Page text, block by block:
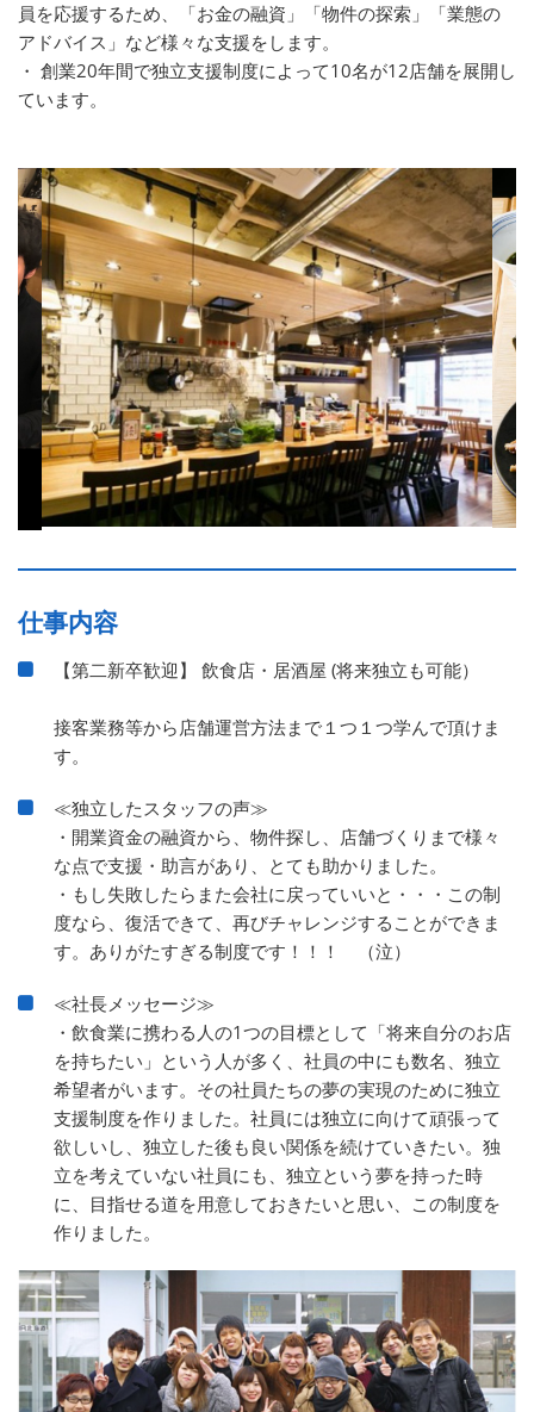
員を応援するため、「お金の融資」「物件の探索」「業態の
アドバイス」など様々な支援をします。
・ 創業20年間で独立支援制度によって10名が12店舗を展開し
ています。
仕事内容
【第二新卒歓迎】 飲食店・居酒屋 (将来独立も可能）
接客業務等から店舗運営方法まで１つ１つ学んで頂けま
す。
≪独立したスタッフの声≫
・開業資金の融資から、物件探し、店舗づくりまで様々
な点で支援・助言があり、とても助かりました。
・もし失敗したらまた会社に戻っていいと・・・この制
度なら、復活できて、再びチャレンジすることができま
す。ありがたすぎる制度です！！！ （泣）
≪社長メッセージ≫
・飲食業に携わる人の1つの目標として「将来自分のお店
を持ちたい」という人が多く、社員の中にも数名、独立
希望者がいます。その社員たちの夢の実現のために独立
支援制度を作りました。社員には独立に向けて頑張って
欲しいし、独立した後も良い関係を続けていきたい。独
立を考えていない社員にも、独立という夢を持った時
に、目指せる道を用意しておきたいと思い、この制度を
作りました。